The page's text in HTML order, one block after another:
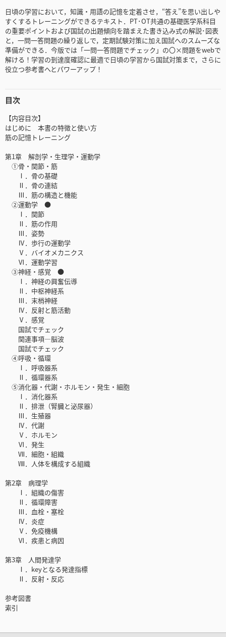
日頃の学習において，知識・用語の記憶を定着させ，“答え”を思い出しや
すくするトレーニングができるテキスト．PT･OT共通の基礎医学系科目
の重要ポイントおよび国試の出題傾向を踏まえた書き込み式の解説･図表
と，一問一答問題の繰り返しで，定期試験対策に加え国試へのスムーズな
準備ができる．今版では「一問一答問題でチェック」の〇×問題をwebで
解ける！学習の到達度確認に最適で日頃の学習から国試対策まで，さらに
役立つ参考書へとパワーアップ！
目次
【内容目次】
はじめに 本書の特徴と使い方
筋の記憶トレーニング
第1章 解剖学・生理学・運動学
①骨・関節・筋
Ⅰ．骨の基礎
Ⅱ．骨の連結
Ⅲ．筋の構造と機能
②運動学 ●
Ⅰ．関節
Ⅱ．筋の作用
Ⅲ．姿勢
Ⅳ．歩行の運動学
Ⅴ．バイオメカニクス
Ⅵ．運動学習
③神経・感覚 ●
Ⅰ．神経の興奮伝導
Ⅱ．中枢神経系
Ⅲ．末梢神経
Ⅳ．反射と筋活動
Ⅴ．感覚
国試でチェック
関連事項―脳波
国試でチェック
④呼吸・循環
Ⅰ．呼吸器系
Ⅱ．循環器系
⑤消化器・代謝・ホルモン・発生・細胞
Ⅰ．消化器系
Ⅱ．排泄（腎臓と泌尿器）
Ⅲ．生殖器
Ⅳ．代謝
Ⅴ．ホルモン
Ⅵ．発生
Ⅶ．細胞・組織
Ⅷ．人体を構成する組織
第2章 病理学
Ⅰ．組織の傷害
Ⅱ．循環障害
Ⅲ．血栓・塞栓
Ⅳ．炎症
Ⅴ．免疫機構
Ⅵ．疾患と病因
第3章 人間発達学
Ⅰ．keyとなる発達指標
Ⅱ．反射・反応
参考図書
索引